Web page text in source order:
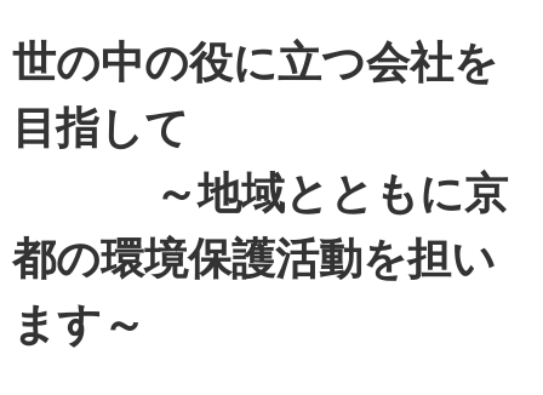
世の中の役に立つ会社を
目指して
～地域とともに京
都の環境保護活動を担い
ます～